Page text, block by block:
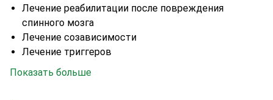
Лечение реабилитации после повреждения
спинного мозга
Лечение созависимости
Лечение триггеров
Показать больше